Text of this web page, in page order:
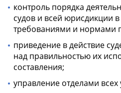
контроль порядка
судов и всей юрисдикции в
требованиями и нормами
приведение в действие
над правильностью их
составления;
управление отделами всех